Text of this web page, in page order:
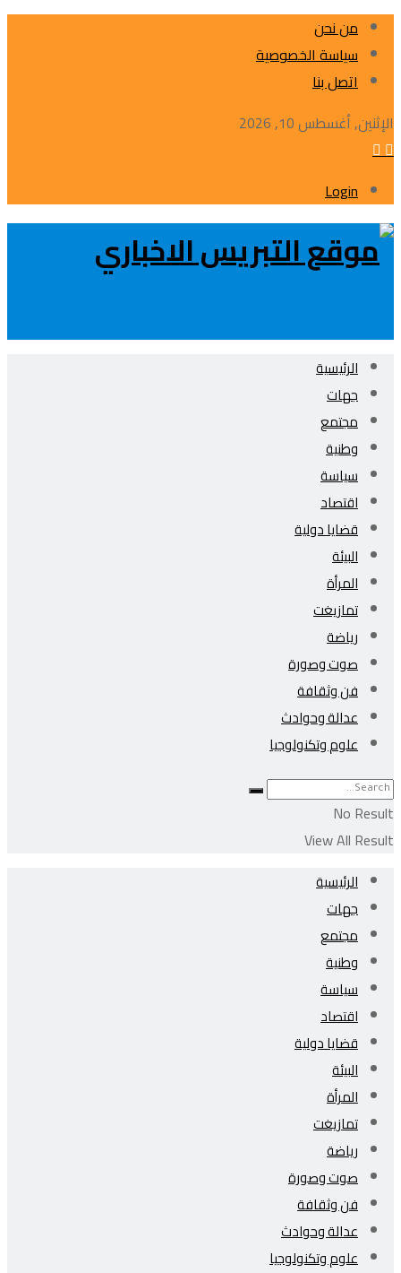
من نحن
سياسة الخصوصية
اتصل بنا
الإثنين, أغسطس 10, 2026
Login
الرئيسية
جهات
مجتمع
وطنية
سياسة
اقتصاد
قضايا دولية
البيئة
المرأة
تمازيغت
رياضة
صوت وصورة
فن وثقافة
عدالة وحوادث
علوم وتكنولوجيا
No Result
View All Result
الرئيسية
جهات
مجتمع
وطنية
سياسة
اقتصاد
قضايا دولية
البيئة
المرأة
تمازيغت
رياضة
صوت وصورة
فن وثقافة
عدالة وحوادث
علوم وتكنولوجيا